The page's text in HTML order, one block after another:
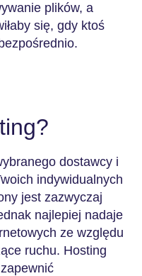
plików, a
się, gdy ktoś
dostawcy i
indywidualnych
jest zazwyczaj
najlepiej nadaje
ze względu
ruchu. Hosting